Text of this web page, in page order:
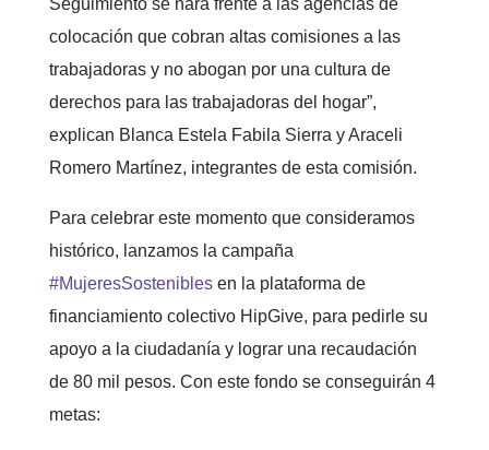
Seguimiento se hará frente a las agencias de
colocación que cobran altas comisiones a las
trabajadoras y no abogan por una cultura de
derechos para las trabajadoras del hogar”,
explican Blanca Estela Fabila Sierra y Araceli
Romero Martínez, integrantes de esta comisión.
Para celebrar este momento que consideramos
histórico, lanzamos la campaña
#MujeresSosteniblesen la plataforma de
financiamiento colectivo HipGive, para pedirle su
apoyo a la ciudadanía y lograr una recaudación
de 80 mil pesos. Con este fondo se conseguirán 4
metas: